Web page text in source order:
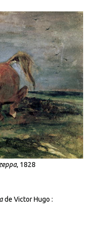
, 1828
de Victor Hugo :